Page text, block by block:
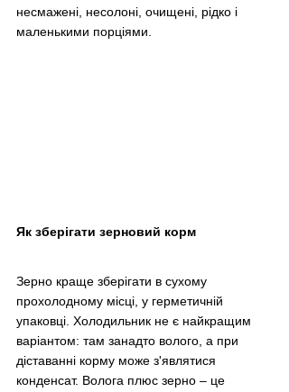
несмажені, несолоні, очищені, рідко і
маленькими порціями.
Як зберігати зерновий корм
Зерно краще зберігати в сухому
прохолодному місці, у герметичній
упаковці. Холодильник не є найкращим
варіантом: там занадто волого, а при
діставанні корму може з'являтися
конденсат. Волога плюс зерно – це